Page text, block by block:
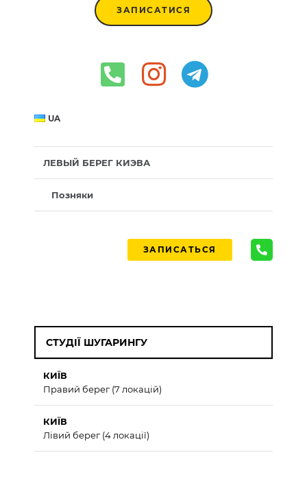
ЗАПИСАТИСЯ
UA
ЛЕВЫЙ БЕРЕГ КИЭВА
Позняки
ЗАПИСАТЬСЯ
СТУДІЇ ШУГАРИНГУ
КИЇВ
Правий берег (7 локацій)
КИЇВ
Лівий берег (4 локації)